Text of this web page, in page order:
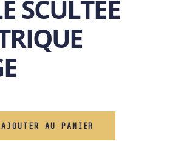
SCULTEE
AJOUTER AU PANIER